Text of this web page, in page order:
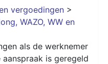
vergoedingen >
WAZO, WW en
als de werknemer
is geregeld